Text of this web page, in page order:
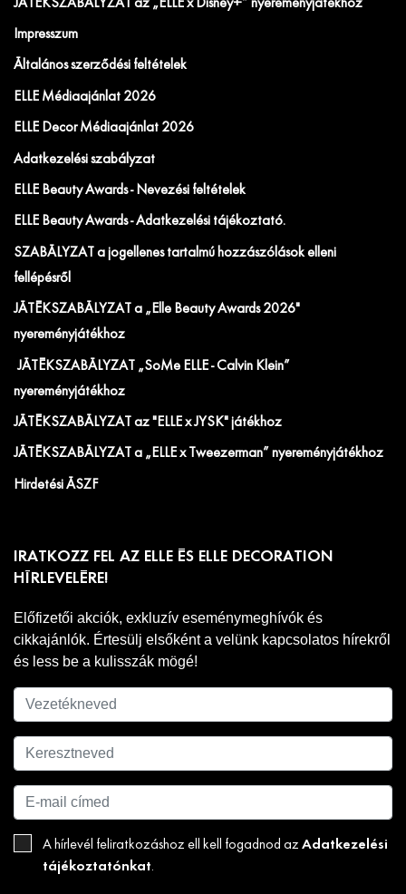
JÁTÉKSZABÁLYZAT az „ELLE x Disney+” nyereményjátékhoz
Impresszum
Általános szerződési feltételek
ELLE Médiaajánlat 2026
ELLE Decor Médiaajánlat 2026
Adatkezelési szabályzat
ELLE Beauty Awards - Nevezési feltételek
ELLE Beauty Awards - Adatkezelési tájékoztató.
SZABÁLYZAT a jogellenes tartalmú hozzászólások elleni
fellépésről
JÁTÉKSZABÁLYZAT a „Elle Beauty Awards 2026"
nyereményjátékhoz
JÁTÉKSZABÁLYZAT „SoMe ELLE - Calvin Klein”
nyereményjátékhoz
JÁTÉKSZABÁLYZAT az "ELLE x JYSK" játékhoz
JÁTÉKSZABÁLYZAT a „ELLE x Tweezerman” nyereményjátékhoz
Hirdetési ÁSZF
IRATKOZZ FEL AZ ELLE ÉS ELLE DECORATION
HÍRLEVELÉRE!
Előfizetői akciók, exkluzív eseménymeghívók és
cikkajánlók. Értesülj elsőként a velünk kapcsolatos hírekről
és less be a kulisszák mögé!
A hírlevél feliratkozáshoz ell kell fogadnod az Adatkezelési
tájékoztatónkat.